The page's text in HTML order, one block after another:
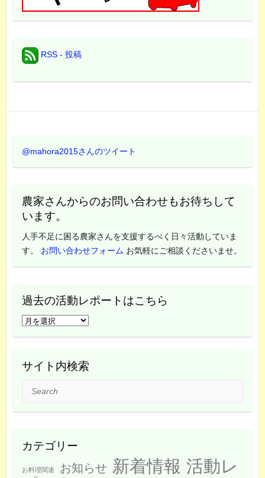
RSS - 投稿
@mahora2015さんのツイート
農家さんからのお問い合わせもお待ちして
います。
人手不足に困る農家さんを支援するべく日々活動していま
す。 お問い合わせフォーム お気軽にご相談くださいませ。
過去の活動レポートはこちら
過
去
活
は
サイト内検索
Search
カテゴリー
お料理関連 お知らせ 新着情報 活動レ